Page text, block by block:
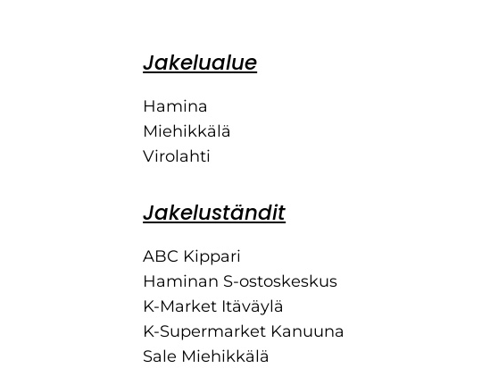
Jakelualue
Hamina
Miehikkälä
Virolahti
Jakeluständit
ABC Kippari
Haminan S-ostoskeskus
K-Market Itäväylä
K-Supermarket Kanuuna
Sale Miehikkälä